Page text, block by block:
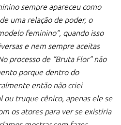
sempre apareceu como
uma relação de poder, o
feminino”, quando isso
e nem sempre aceitas
processo de “Bruta Flor” não
porque dentro do
então não criei
truque cênico, apenas ele se
os atores para ver se existiria